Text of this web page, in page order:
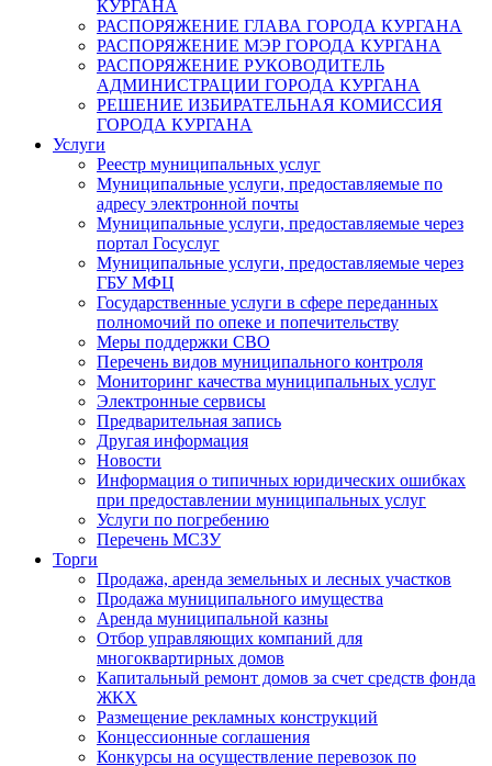
КУРГАНА
РАСПОРЯЖЕНИЕ ГЛАВА ГОРОДА КУРГАНА
РАСПОРЯЖЕНИЕ МЭР ГОРОДА КУРГАНА
РАСПОРЯЖЕНИЕ РУКОВОДИТЕЛЬ
АДМИНИСТРАЦИИ ГОРОДА КУРГАНА
РЕШЕНИЕ ИЗБИРАТЕЛЬНАЯ КОМИССИЯ
ГОРОДА КУРГАНА
Услуги
Реестр муниципальных услуг
Муниципальные услуги, предоставляемые по
адресу электронной почты
Муниципальные услуги, предоставляемые через
портал Госуслуг
Муниципальные услуги, предоставляемые через
ГБУ МФЦ
Государственные услуги в сфере переданных
полномочий по опеке и попечительству
Меры поддержки СВО
Перечень видов муниципального контроля
Мониторинг качества муниципальных услуг
Электронные сервисы
Предварительная запись
Другая информация
Новости
Информация о типичных юридических ошибках
при предоставлении муниципальных услуг
Услуги по погребению
Перечень МСЗУ
Торги
Продажа, аренда земельных и лесных участков
Продажа муниципального имущества
Аренда муниципальной казны
Отбор управляющих компаний для
многоквартирных домов
Капитальный ремонт домов за счет средств фонда
ЖКХ
Размещение рекламных конструкций
Концессионные соглашения
Конкурсы на осуществление перевозок по